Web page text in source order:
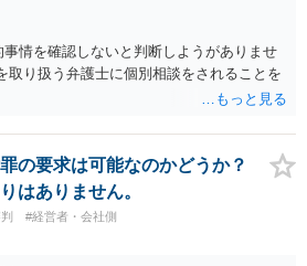
情を確認しないと判断しようがありませ
取り扱う弁護士に個別相談をされることを
の要求は可能なのかどうか？
はありません。
#経営者・会社側